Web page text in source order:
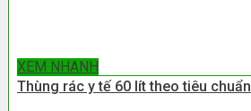
XEM NHANH
Thùng rác y tế 60 lít theo tiêu chuẩn